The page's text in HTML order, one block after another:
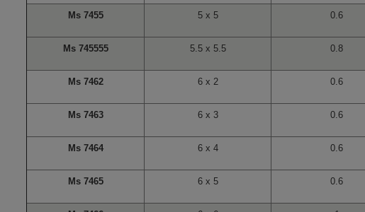
Ms 7455 5 x 5 0.6
Ms 745555 5.5 x 5.5 0.8
Ms 7462 6 x 2 0.6
Ms 7463 6 x 3 0.6
Ms 7464 6 x 4 0.6
Ms 7465 6 x 5 0.6